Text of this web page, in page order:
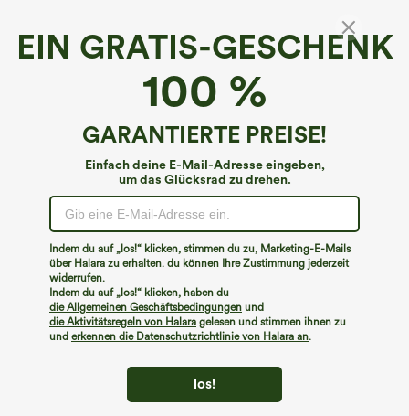
EIN GRATIS-GESCHENK
100 %
GARANTIERTE PREISE!
Einfach deine E-Mail-Adresse eingeben,
um das Glücksrad zu drehen.
Indem du auf „los!“ klicken, stimmen du zu, Marketing-E-Mails
über Halara zu erhalten. du können Ihre Zustimmung jederzeit
widerrufen.
Indem du auf „los!“ klicken, haben du
die Allgemeinen Geschäftsbedingungen und
die Aktivitätsregeln von Halara gelesen und stimmen ihnen zu
und erkennen die Datenschutzrichtlinie von Halara an.
los!
SoftlyZero™ QuickDry SoCinched Hohe
Taille Bauchkontrolle 2-in-1 Farbblock Midi
Workout Rock mit Taschen
€44,95 EUR